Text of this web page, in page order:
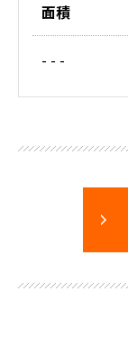
面積
- - -